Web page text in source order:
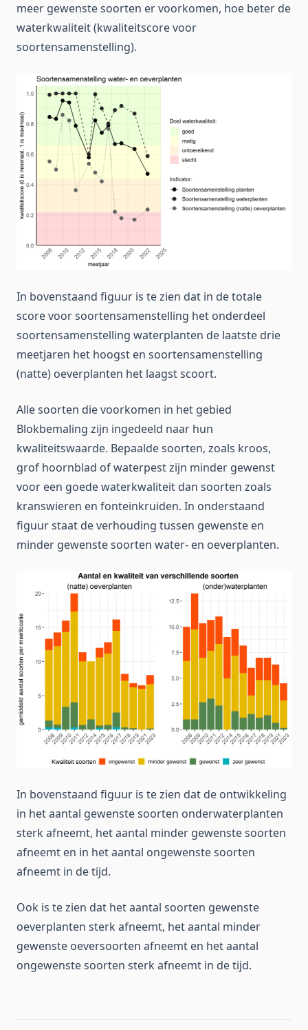
meer gewenste soorten er voorkomen, hoe beter de
waterkwaliteit (kwaliteitscore voor
soortensamenstelling).
In bovenstaand figuur is te zien dat in de totale
score voor soortensamenstelling het onderdeel
soortensamenstelling waterplanten de laatste drie
meetjaren het hoogst en soortensamenstelling
(natte) oeverplanten het laagst scoort.
Alle soorten die voorkomen in het gebied
Blokbemaling zijn ingedeeld naar hun
kwaliteitswaarde. Bepaalde soorten, zoals kroos,
grof hoornblad of waterpest zijn minder gewenst
voor een goede waterkwaliteit dan soorten zoals
kranswieren en fonteinkruiden. In onderstaand
figuur staat de verhouding tussen gewenste en
minder gewenste soorten water- en oeverplanten.
In bovenstaand figuur is te zien dat de ontwikkeling
in het aantal gewenste soorten onderwaterplanten
sterk afneemt, het aantal minder gewenste soorten
afneemt en in het aantal ongewenste soorten
afneemt in de tijd.
Ook is te zien dat het aantal soorten gewenste
oeverplanten sterk afneemt, het aantal minder
gewenste oeversoorten afneemt en het aantal
ongewenste soorten sterk afneemt in de tijd.